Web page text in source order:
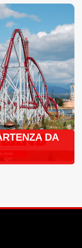
DA